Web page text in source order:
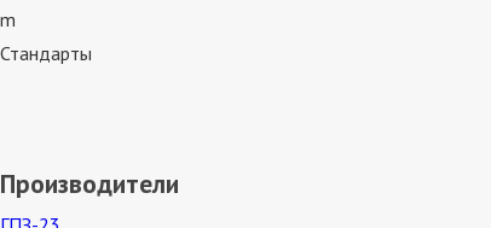
m
Стандарты
Производители